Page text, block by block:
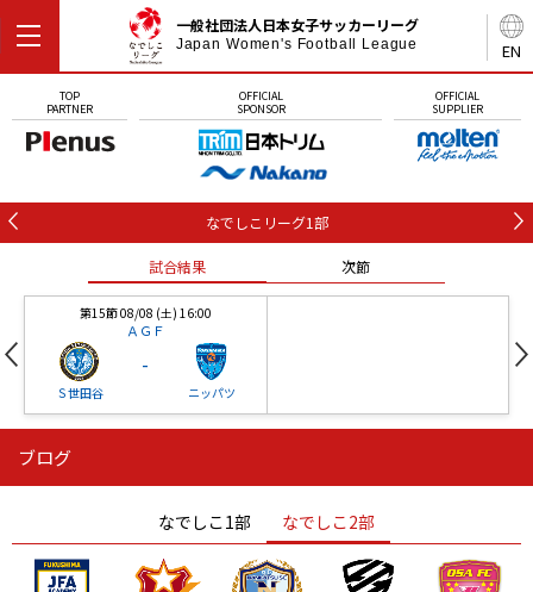
EN
一般社団法人日本女子サッカーリーグ
Japan Women's Football League
TOP
PARTNER
OFFICIAL
SPONSOR
OFFICIAL
SUPPLIER
なでしこリーグ1部
試合結果 次節
第15節 08/08 (土) 16:00
ＡＧＦ
Ｓ世田谷
-
ニッパツ
ニッパツ
ニッパツ 名古屋
石人の星
静岡 愛媛Ｌ
ブログ
なでしこ1部 なでしこ2部